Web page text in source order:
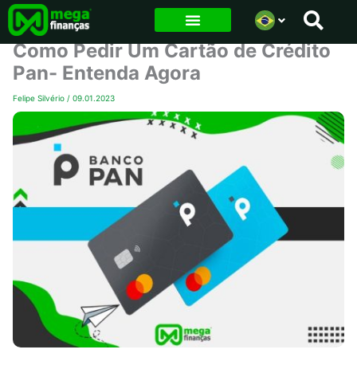
para
conteúdo
Como Pedir Um Cartão de Crédito
Pan- Entenda Agora
Felipe Silvério / 09.01.2023